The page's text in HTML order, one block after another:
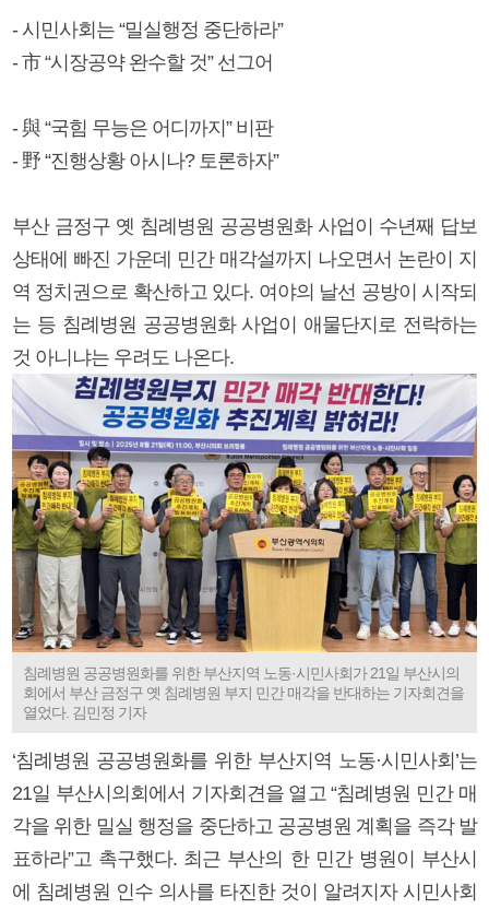
- 시민사회는 “밀실행정 중단하라”
- 市 “시장공약 완수할 것” 선그어
- 與 “국힘 무능은 어디까지” 비판
- 野 “진행상황 아시나? 토론하자”
부산 금정구 옛 침례병원 공공병원화 사업이 수년째 답보
상태에 빠진 가운데 민간 매각설까지 나오면서 논란이 지
역 정치권으로 확산하고 있다. 여야의 날선 공방이 시작되
는 등 침례병원 공공병원화 사업이 애물단지로 전락하는
것 아니냐는 우려도 나온다.
침례병원 공공병원화를 위한 부산지역 노동·시민사회가 21일 부산시의
회에서 부산 금정구 옛 침례병원 부지 민간 매각을 반대하는 기자회견을
열었다. 김민정 기자
‘침례병원 공공병원화를 위한 부산지역 노동·시민사회’는
21일 부산시의회에서 기자회견을 열고 “침례병원 민간 매
각을 위한 밀실 행정을 중단하고 공공병원 계획을 즉각 발
표하라”고 촉구했다. 최근 부산의 한 민간 병원이 부산시
에 침례병원 인수 의사를 타진한 것이 알려지자 시민사회